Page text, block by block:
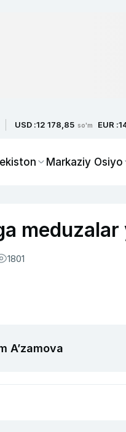
USD :12 178,85 so'm EUR :
Markaziy Osiyo
1801
A’zamova